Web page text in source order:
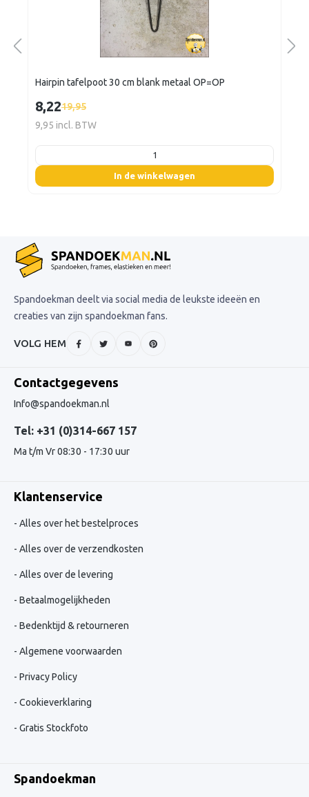
Hairpin tafelpoot 30 cm blank metaal OP=OP
8,2219,95
9,95 incl. BTW
In de winkelwagen
Spandoekman deelt via social media de leukste ideeën en
creaties van zijn spandoekman fans.
VOLG HEM
Contactgegevens
Info@spandoekman.nl
Tel: +31 (0)314-667 157
Ma t/m Vr 08:30 - 17:30 uur
Klantenservice
Alles over het bestelproces
Alles over de verzendkosten
Alles over de levering
Betaalmogelijkheden
Bedenktijd & retourneren
Algemene voorwaarden
Privacy Policy
Cookieverklaring
Gratis Stockfoto
Spandoekman